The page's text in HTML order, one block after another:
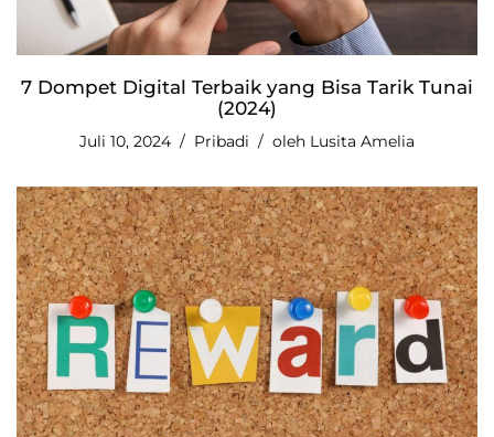
7 Dompet Digital Terbaik yang Bisa Tarik Tunai
(2024)
Juli 10, 2024 Pribadi oleh Lusita Amelia